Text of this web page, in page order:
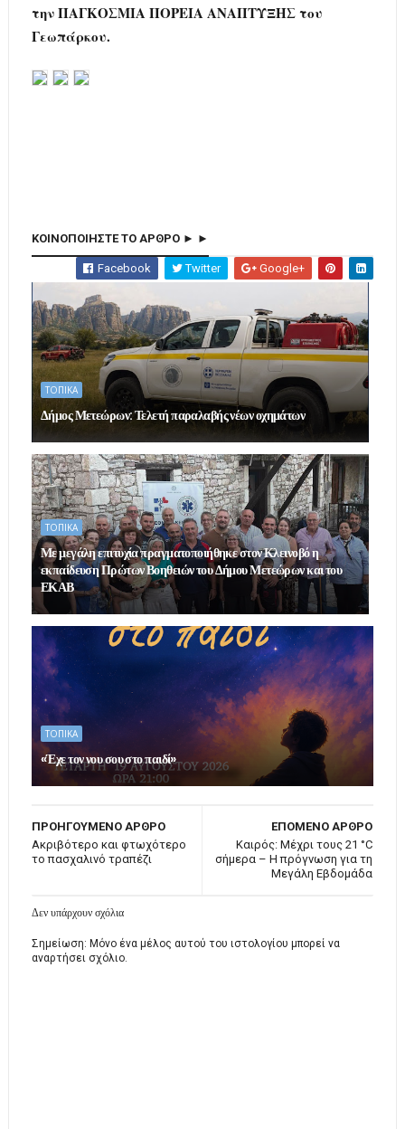
την ΠΑΓΚΟΣΜΙΑ ΠΟΡΕΙΑ ΑΝΑΠΤΥΞΗΣ του
Γεωπάρκου.
ΚΟΙΝΟΠΟΙΗΣΤΕ ΤΟ ΑΡΘΡΟ ► ►
Facebook Twitter Google+
ΤΟΠΙΚΑ
Δήμος Μετεώρων: Τελετή παραλαβής νέων οχημάτων
ΤΟΠΙΚΑ
Με μεγάλη επιτυχία πραγματοποιήθηκε στον Κλεινοβό η
εκπαίδευση Πρώτων Βοηθειών του Δήμου Μετεώρων και του
ΕΚΑΒ
ΤΟΠΙΚΑ
«Έχε τον νου σου στο παιδί»
ΕΠΟΜΕΝΟ ΑΡΘΡΟ
Καιρός: Μέχρι τους 21 °C
σήμερα – Η πρόγνωση για τη
Μεγάλη Εβδομάδα
ΠΡΟΗΓΟΥΜΕΝΟ ΑΡΘΡΟ
Ακριβότερο και φτωχότερο
το πασχαλινό τραπέζι
Δεν υπάρχουν σχόλια
Σημείωση: Μόνο ένα μέλος αυτού του ιστολογίου μπορεί να
αναρτήσει σχόλιο.